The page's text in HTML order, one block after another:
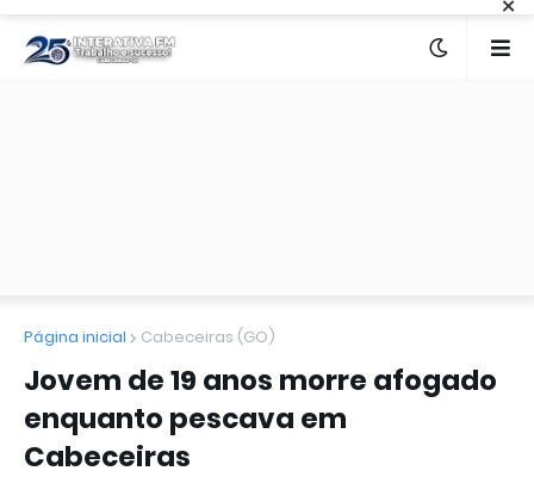
Página inicial Cabeceiras (GO)
Jovem de 19 anos morre afogado
enquanto pescava em
Cabeceiras